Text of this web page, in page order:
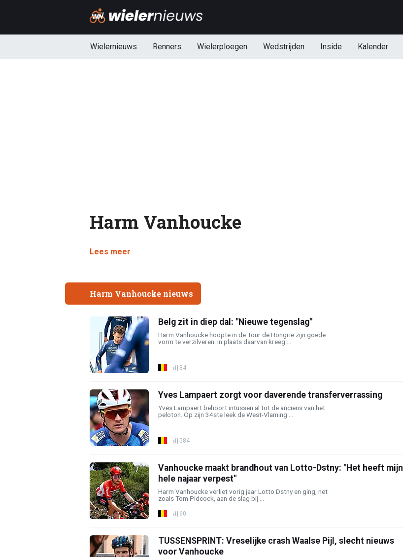
Wielernieuws Renners Wielerploegen Wedstrijden Inside Kalender
Harm Vanhoucke
Lees meer
Harm Vanhoucke nieuws
Belg zit in diep dal: "Nieuwe tegenslag"
Harm Vanhoucke hoopte in de Tour de Hongrie zijn goede
vorm te verzilveren. In plaats daarvan kreeg ...
34
Yves Lampaert zorgt voor daverende transferverrassing
Yves Lampaert behoort intussen al tot de anciens van het
peloton. Op zijn 34ste leek de West-Vlaming ...
584
Vanhoucke maakt brandhout van Lotto-Dstny: "Het heeft mijn
hele najaar verpest"
Harm Vanhoucke verliet vorig jaar Lotto Dstny en ging, net
zoals Tom Pidcock, aan de slag bij ...
60
TUSSENSPRINT: Vreselijke crash Waalse Pijl, slecht nieuws
voor Vanhoucke